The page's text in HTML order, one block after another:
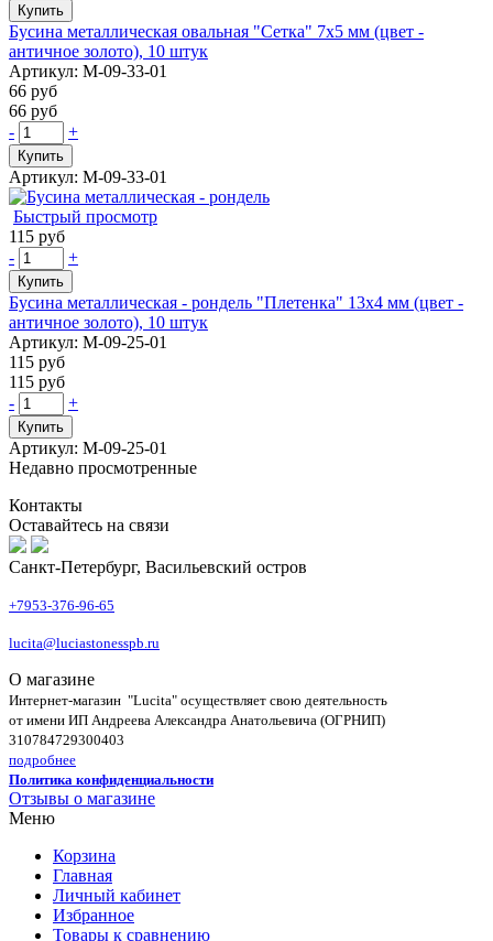
Купить
Бусина металлическая овальная "Сетка" 7х5 мм (цвет -
античное золото), 10 штук
Артикул: М-09-33-01
66 руб
66 руб
-
+
Купить
Артикул: М-09-33-01
Быстрый просмотр
115 руб
-
+
Купить
Бусина металлическая - рондель "Плетенка" 13х4 мм (цвет -
античное золото), 10 штук
Артикул: М-09-25-01
115 руб
115 руб
-
+
Купить
Артикул: М-09-25-01
Недавно просмотренные
Контакты
Оставайтесь на связи
Санкт-Петербург, Васильевский остров
+7953-376-96-65
lucita@luciastonesspb.ru
О магазине
Интернет-магазин "Lucita" осуществляет свою деятельность
от имени ИП Андреева Александра Анатольевича (ОГРНИП)
310784729300403
подробнее
Политика конфиденциальности
Отзывы о магазине
Меню
Корзина
Главная
Личный кабинет
Избранное
Товары к сравнению